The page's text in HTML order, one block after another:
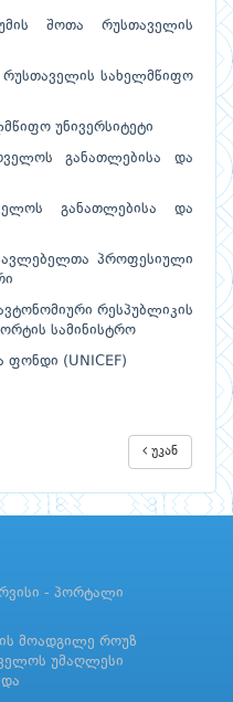
შოთა რუსთაველის
რუსთაველის სახელმწიფო
უნივერსიტეტი
განათლებისა და
განათლებისა და
პროფესიული
რესპუბლიკის
სამინისტრო
ფონდი (UNICEF)
უკან
- პორტალი
მოადგილე როუზ
უმაღლესი